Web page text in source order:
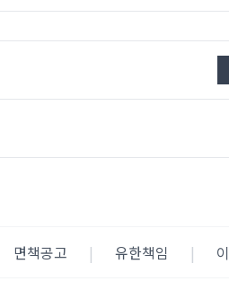
면책공고 | 유한책임 |